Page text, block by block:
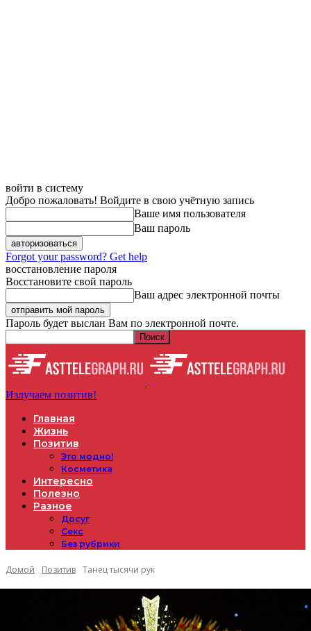
войти в систему
Добро пожаловать! Войдите в свою учётную запись
Ваше имя пользователя
Ваш пароль
Forgot your password? Get help
восстановление пароля
Восстановите свой пароль
Ваш адрес электронной почты
Пароль будет выслан Вам по электронной почте.
Излучаем позитив!
Главная
Жизнь
Позитив
Это модно!
Косметика
Интересно
Полезно
Разное
Досуг
Секс
Без рубрики
Домой Позитив Танец тысячи рук